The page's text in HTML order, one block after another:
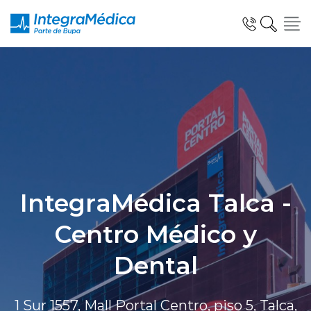
Especialidades y Servicios
Telemedicina Blua
Clínicas Dentales
IntegraMédica Talca -
Centro Médico y
Dental
1 Sur 1557, Mall Portal Centro, piso 5, Talca,